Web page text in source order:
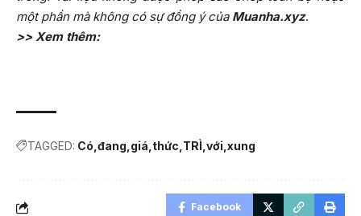
một phần mà không có sự đồng ý của Muanha.xyz.
>> Xem thêm:
TAGGED: Có đang giá thức TRÌ với xung
Facebook